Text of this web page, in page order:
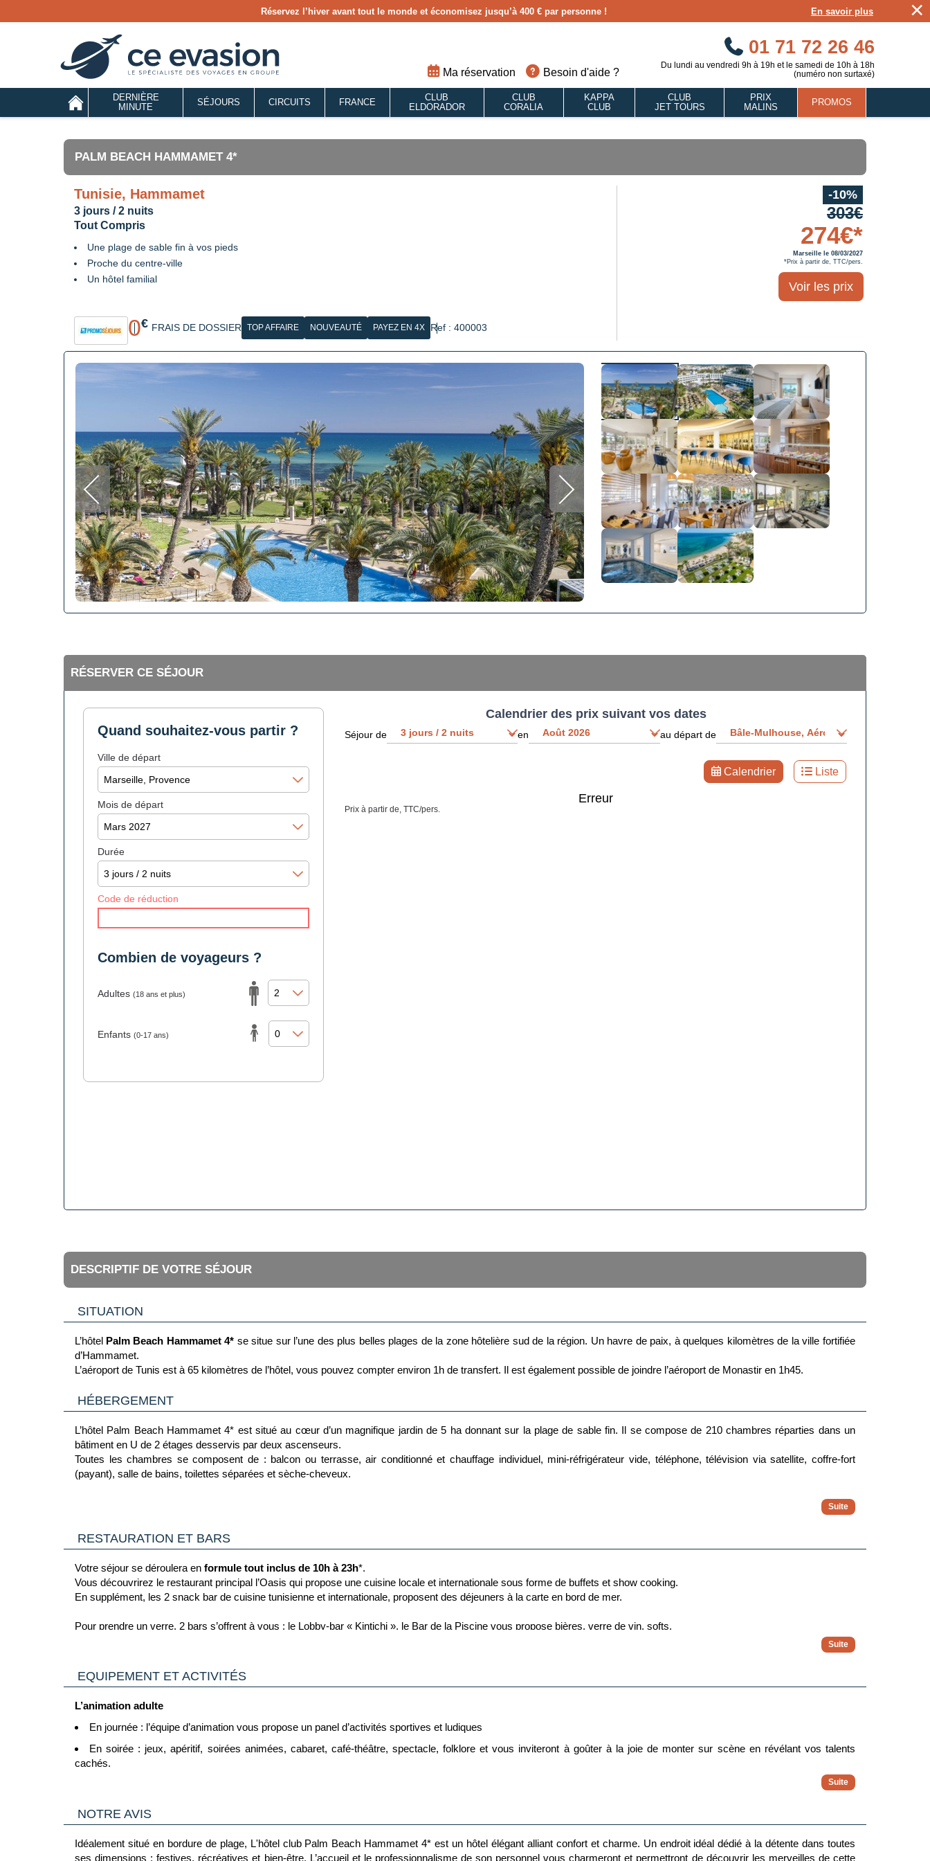
Réservez l’hiver avant tout le monde et économisez jusqu’à 400 € par personne ! En savoir plus ×
Ma réservation Besoin d'aide ?
01 71 72 26 46
Du lundi au vendredi 9h à 19h et le samedi de 10h à 18h
(numéro non surtaxé)
DERNIÈRE
MINUTE
SÉJOURS CIRCUITS FRANCE
CLUB
ELDORADOR
CLUB
CORALIA
KAPPA
CLUB
CLUB
JET TOURS
PRIX
MALINS
PROMOS
PALM BEACH HAMMAMET 4*
Tunisie, Hammamet
3 jours / 2 nuits
Tout Compris
Une plage de sable fin à vos pieds
Proche du centre-ville
Un hôtel familial
0€ FRAIS DE DOSSIER TOP AFFAIRE NOUVEAUTÉ PAYEZ EN 4X Ref : 400003
-10%
303€
274€*
Marseille le 08/03/2027
*Prix à partir de, TTC/pers.
Voir les prix
RÉSERVER CE SÉJOUR
Quand souhaitez-vous partir ?
Ville de départ
Mois de départ
Durée
Code de réduction
Combien de voyageurs ?
Adultes (18 ans et plus)
Enfants (0-17 ans)
Calendrier des prix suivant vos dates
Séjour de en au départ de
Calendrier Liste
Erreur
Prix à partir de, TTC/pers.
DESCRIPTIF DE VOTRE SÉJOUR
SITUATION
L’hôtel Palm Beach Hammamet 4* se situe sur l’une des plus belles plages de la zone hôtelière sud de la région. Un havre de paix, à quelques kilomètres de la ville fortifiée
d’Hammamet.
L’aéroport de Tunis est à 65 kilomètres de l’hôtel, vous pouvez compter environ 1h de transfert. Il est également possible de joindre l’aéroport de Monastir en 1h45.
HÉBERGEMENT
L’hôtel Palm Beach Hammamet 4* est situé au cœur d’un magnifique jardin de 5 ha donnant sur la plage de sable fin. Il se compose de 210 chambres réparties dans un
bâtiment en U de 2 étages desservis par deux ascenseurs.
Toutes les chambres se composent de : balcon ou terrasse, air conditionné et chauffage individuel, mini-réfrigérateur vide, téléphone, télévision via satellite, coffre-fort
(payant), salle de bains, toilettes séparées et sèche-cheveux.
2 adultes ou maximum 2 adultes + 1 adulte ou 1 enfant en lit d’appoint ou 2 adultes et 2 bébés.
Possibilité de réservation avec vue mer (en supplément)
Chambres Quadruplesde 20 m² (selon disponibilité)
maximum 2 adultes + 2 enfants
Possibilité de réservation avec vue mer. (en supplément)
Salle de bain avec toilettes séparées
Hôtel non recommandé pour les clients à mobilité réduite
Check-in 14h00, check-out 12h00
RESTAURATION ET BARS
Votre séjour se déroulera en formule tout inclus de 10h à 23h*.
Vous découvrirez le restaurant principal l’Oasis qui propose une cuisine locale et internationale sous forme de buffets et show cooking.
En supplément, les 2 snack bar de cuisine tunisienne et internationale, proposent des déjeuners à la carte en bord de mer.
Pour prendre un verre, 2 bars s’offrent à vous : le Lobby-bar « Kintichi », le Bar de la Piscine vous propose bières, verre de vin, softs.
Votre formule tout inclus comprend :
Petit déjeuner : buffet de 7h00 à 10h00*
Petit déjeuner tardif : buffet de 10h00 à 11h00*
Déjeuner : buffet de 12h30 à 14h30*
Goûter : café, thé, gâteaux, crêpes de 15h00 à 17h00*
Avec supplément, vous pouvez prendre un verre dans le lobby bar jusqu’à minuit.
* Horaires communiqués à titre indicatif et susceptibles de modification.
EQUIPEMENT ET ACTIVITÉS
L’animation adulte
En journée : l’équipe d’animation vous propose un panel d’activités sportives et ludiques
En soirée : jeux, apéritif, soirées animées, cabaret, café-théâtre, spectacle, folklore et vous inviteront à goûter à la joie de monter sur scène en révélant vos talents
cachés.
L’animation enfant : Mini Club
spectacles.
NOTRE AVIS
Idéalement situé en bordure de plage, L'hôtel club Palm Beach Hammamet 4* est un hôtel élégant alliant confort et charme. Un endroit idéal dédié à la détente dans toutes
ses dimensions : festives, récréatives et bien-être. L’accueil et le professionnalisme de son personnel vous charmeront et permettront de découvrir les merveilles de cette